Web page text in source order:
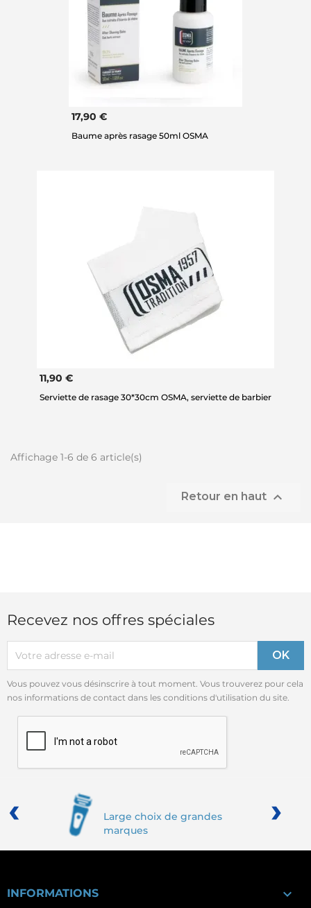
17,90 €
Baume après rasage 50ml OSMA
11,90 €
Serviette de rasage 30*30cm OSMA, serviette de barbier
Affichage 1-6 de 6 article(s)
Retour en haut 
Recevez nos offres spéciales
Vous pouvez vous désinscrire à tout moment. Vous trouverez pour cela
nos informations de contact dans les conditions d'utilisation du site.
Large choix de grandes
marques
‹ ›
INFORMATIONS 